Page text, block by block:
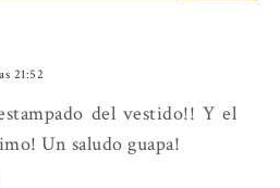
21:52
del vestido!! Y el
Un saludo guapa!